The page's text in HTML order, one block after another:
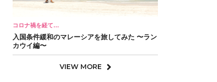
コロナ禍を経て…
入国条件緩和のマレーシアを旅してみた 〜ラン
カウイ編〜
VIEW MORE